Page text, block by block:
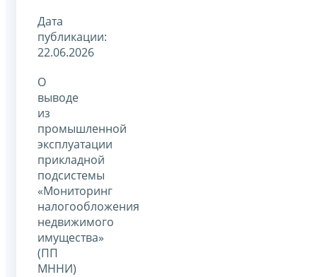
Дата
публикации:
22.06.2026
О
выводе
из
промышленной
эксплуатации
прикладной
подсистемы
«Мониторинг
налогообложения
недвижимого
имущества»
(ПП
МННИ)